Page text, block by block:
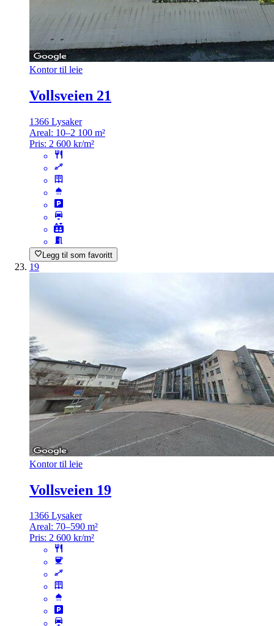
Kontor til leie
Vollsveien 21
1366 Lysaker
Areal: 10–2 100 m²
Pris: 2 600 kr/m²
Legg til som favoritt
19
Kontor til leie
Vollsveien 19
1366 Lysaker
Areal: 70–590 m²
Pris: 2 600 kr/m²